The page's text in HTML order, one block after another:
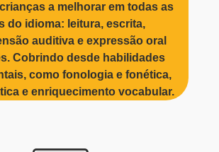
a melhorar em todas as
do idioma: leitura, escrita,
auditivae expressão oral
. Cobrindo desde habilidades
como fonologia e fonética,
e enriquecimento vocabular.